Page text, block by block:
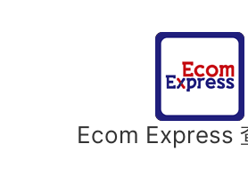
Ecom Express